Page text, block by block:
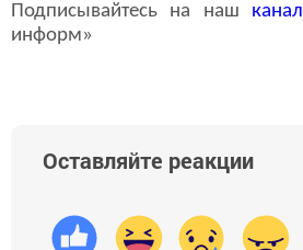
Подписывайтесь на наш канал
информ»
Оставляйте реакции